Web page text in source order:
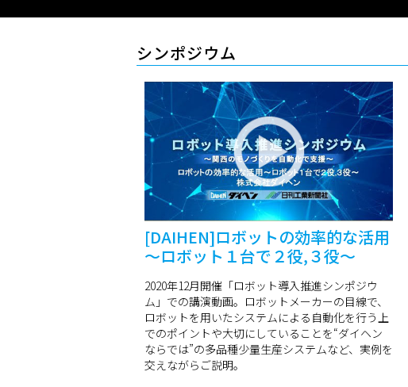
シンポジウム
[DAIHEN]ロボットの効率的な活用
～ロボット１台で２役,３役～
2020年12月開催「ロボット導入推進シンポジウ
ム」での講演動画。ロボットメーカーの目線で、
ロボットを用いたシステムによる自動化を行う上
でのポイントや大切にしていることを“ダイヘン
ならでは”の多品種少量生産システムなど、実例を
交えながらご説明。